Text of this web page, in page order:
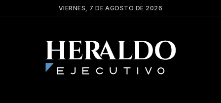
VIERNES, 7 DE AGOSTO DE 2026